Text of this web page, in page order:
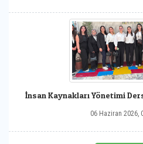
İnsan Kaynakları Yönetimi
06 Haziran 2026,